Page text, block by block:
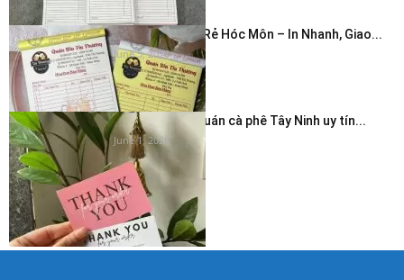
In Hóa Đơn Giá Rẻ Hóc Môn – In Nhanh, Giao...
June 5, 2026
In thẻ cảm ơn quán cà phê Tây Ninh uy tín...
June 1, 2026